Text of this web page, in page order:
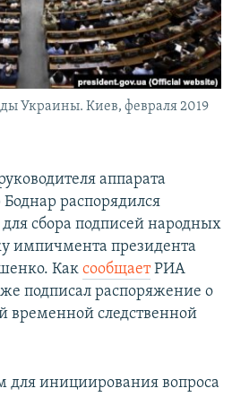
Украины. Киев, февраля 2019
аппарата
распорядился
сбора подписей народных
импичмента президента
Как сообщаетРИА
подписал распоряжение о
временной следственной
для инициирования вопроса